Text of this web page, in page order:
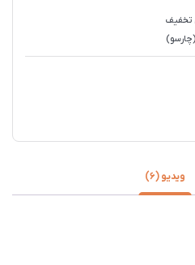
تخفیف
ویدیو (6)